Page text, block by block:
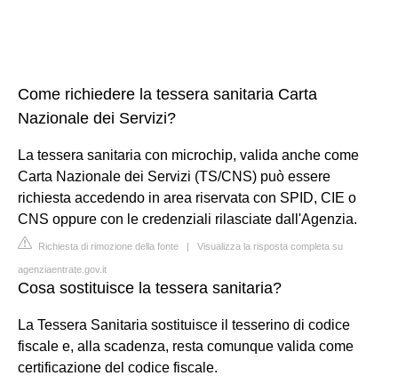
Come richiedere la tessera sanitaria Carta
Nazionale dei Servizi?
La tessera sanitaria con microchip, valida anche come
Carta Nazionale dei Servizi (TS/CNS) può essere
richiesta accedendo in area riservata con SPID, CIE o
CNS oppure con le credenziali rilasciate dall'Agenzia.
Richiesta di rimozione della fonte | Visualizza la risposta completa su
agenziaentrate.gov.it
Cosa sostituisce la tessera sanitaria?
La Tessera Sanitaria sostituisce il tesserino di codice
fiscale e, alla scadenza, resta comunque valida come
certificazione del codice fiscale.